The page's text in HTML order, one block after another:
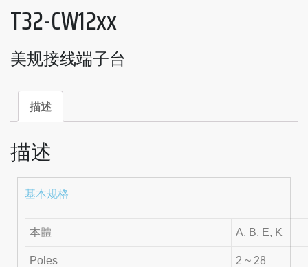
T32-CW12xx
美规接线端子台
描述
描述
基本规格
本體 A, B, E, K
Poles 2 ~ 28